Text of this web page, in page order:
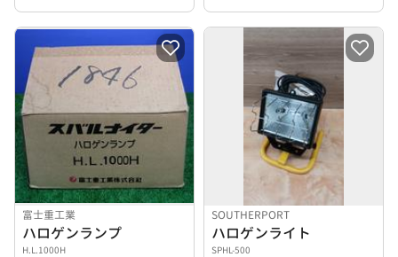
富士重工業
ハロゲンランプ
H.L.1000H
SOUTHERPORT
ハロゲンライト
SPHL-500